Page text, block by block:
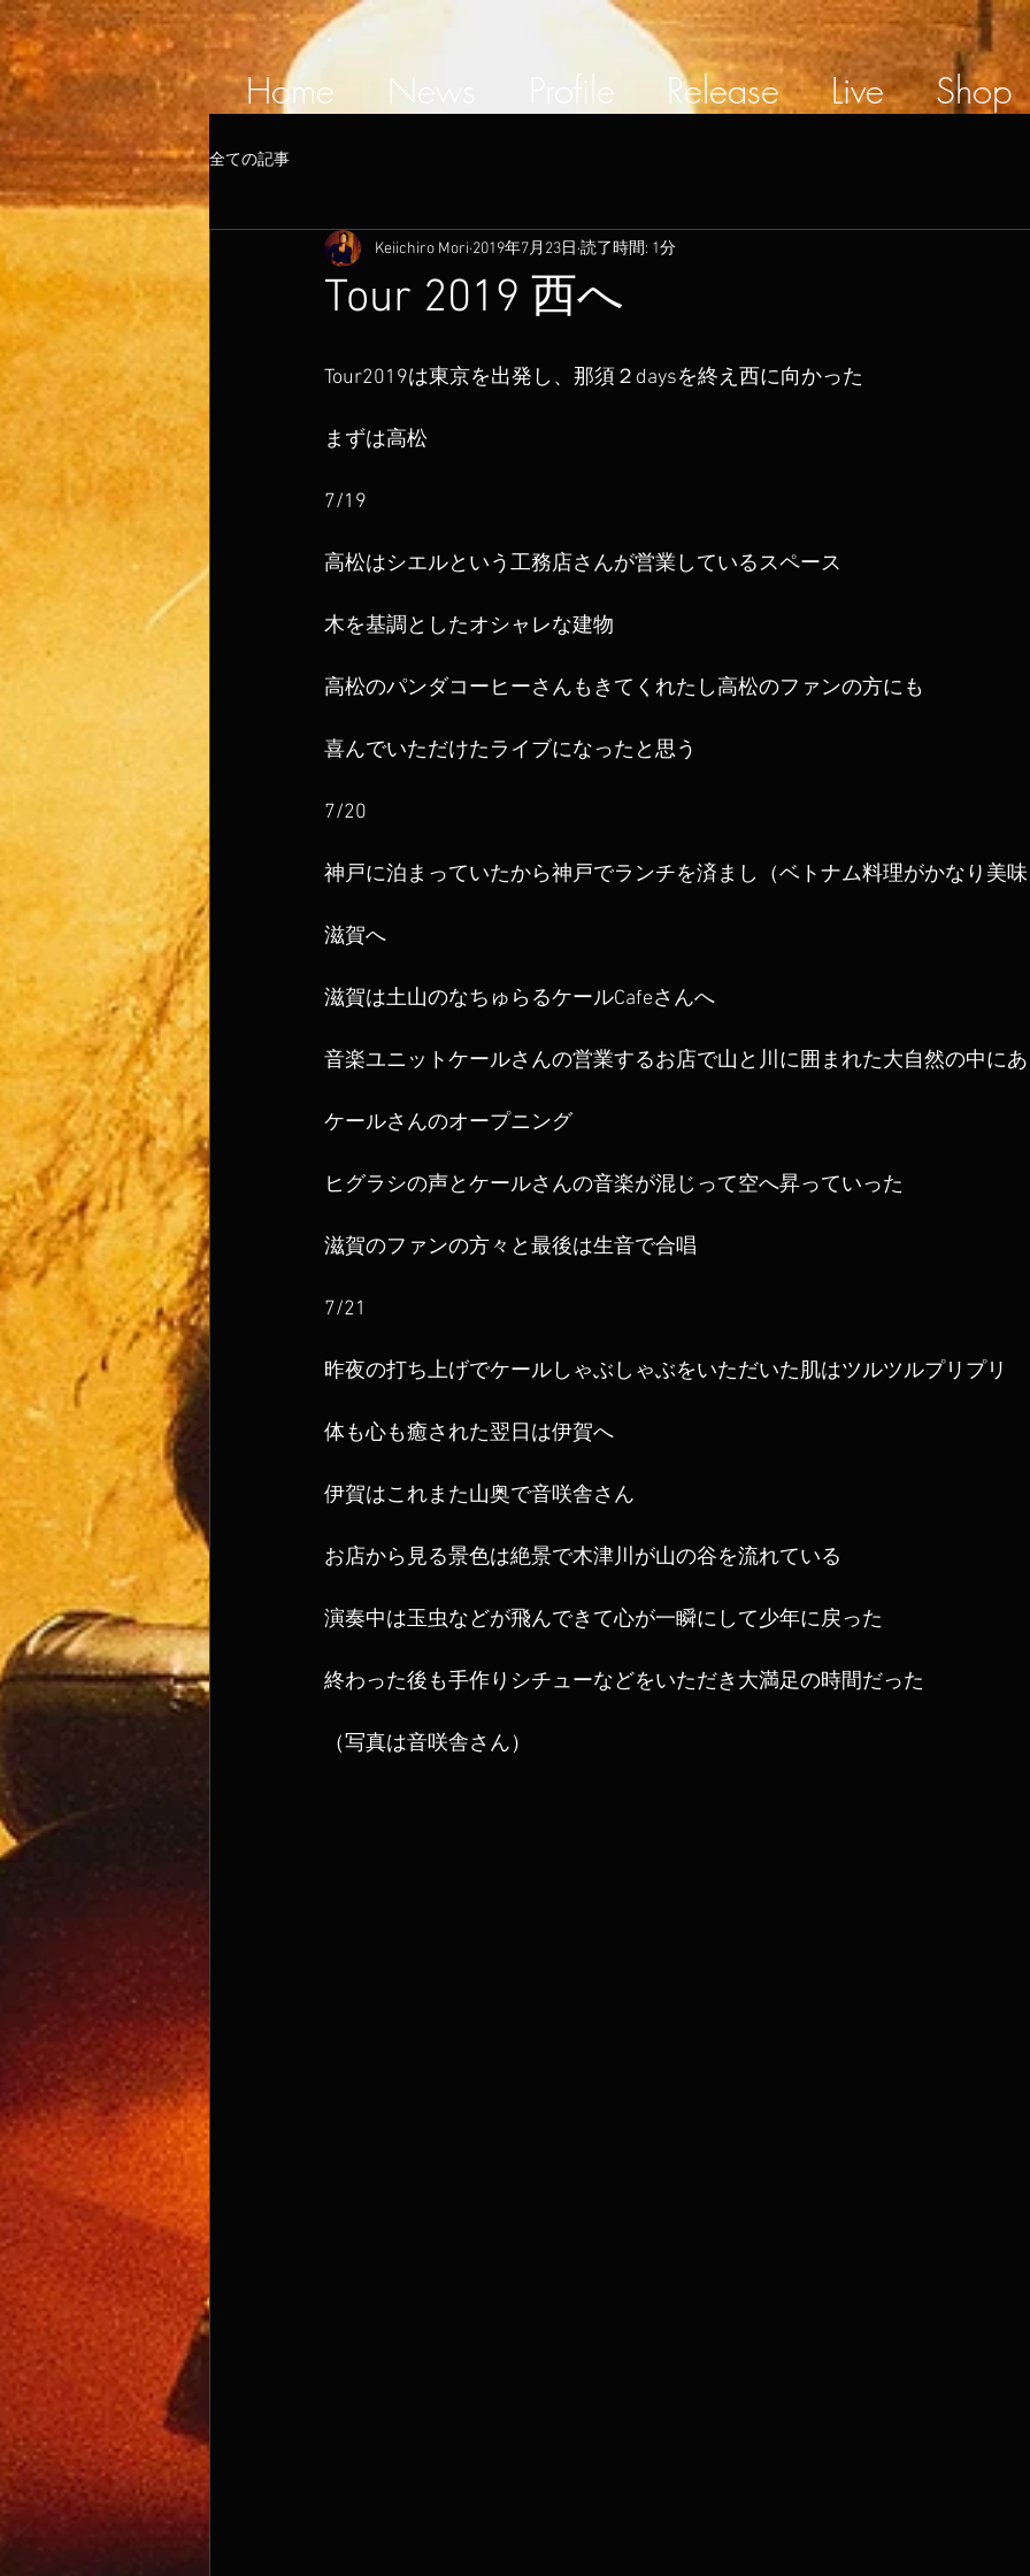
Home News Profile Release Live Shop
全ての記事
Tour 2019 西へ
Keiichiro Mori 2019年7月23日 読了時間: 1分
Tour2019は東京を出発し、那須２daysを終え西に向かった
まずは高松
7/19
高松はシエルという工務店さんが営業しているスペース
木を基調としたオシャレな建物
高松のパンダコーヒーさんもきてくれたし高松のファンの方にも
喜んでいただけたライブになったと思う
7/20
神戸に泊まっていたから神戸でランチを済まし（ベトナム料理がかなり美
滋賀へ
滋賀は土山のなちゅらるケールCafeさんへ
音楽ユニットケールさんの営業するお店で山と川に囲まれた大自然の中に
ケールさんのオープニング
ヒグラシの声とケールさんの音楽が混じって空へ昇っていった
滋賀のファンの方々と最後は生音で合唱
7/21
昨夜の打ち上げでケールしゃぶしゃぶをいただいた肌はツルツルプリプリ
体も心も癒された翌日は伊賀へ
伊賀はこれまた山奥で音咲舎さん
お店から見る景色は絶景で木津川が山の谷を流れている
演奏中は玉虫などが飛んできて心が一瞬にして少年に戻った
終わった後も手作りシチューなどをいただき大満足の時間だった
（写真は音咲舎さん）